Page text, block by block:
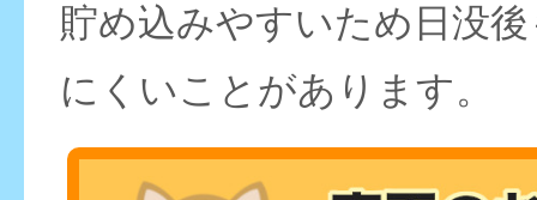
貯め込みやすいため日没
にくいことがあります。